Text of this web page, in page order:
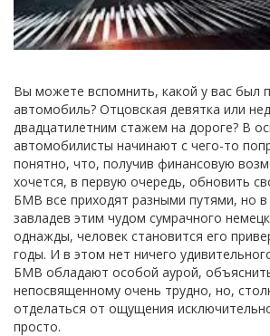
Вы можете вспомнить, какой у вас был
автомобиль? Отцовская девятка или
двадцатилетним стажем на дороге? В
автомобилисты начинают с чего-то
понятно, что, получив финансовую
хочется, в первую очередь, обновить
БМВ все приходят разными путями, но в
завладев этим чудом сумрачного
однажды, человек становится его
годы. И в этом нет ничего
БМВ обладают особой аурой,
непосвященному очень трудно, но,
отделаться от ощущения
просто.